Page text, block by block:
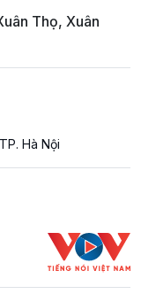
Thọ, Xuân
Hà Nội